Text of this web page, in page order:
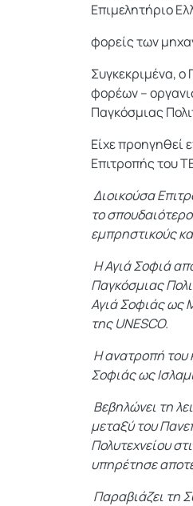
Επιμελητήριο
φορείς των
Συγκεκριμένα, ο
φορέων –
Παγκόσμιας
Είχε προηγηθεί
Επιτροπής του
Διοικούσα
το
εμπρηστικούς
Η Αγιά Σοφιά
Παγκόσμιας
Αγιά Σοφιάς ως
της UNESCO.
Η ανατροπή του
Σοφιάς ως
Βεβηλώνει τη
μεταξύ του
Πολυτεχνείου
υπηρέτησε
Παραβιάζει τη